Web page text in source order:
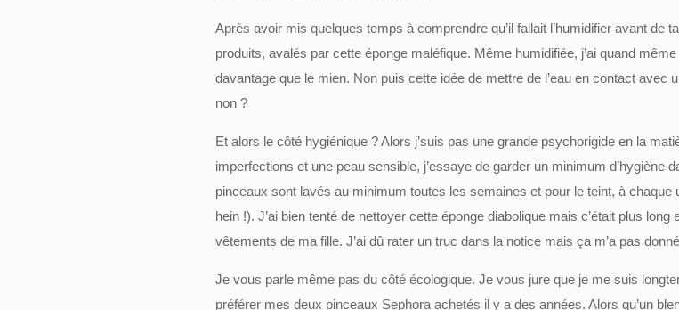
Après avoir mis quelques temps à comprendre qu’il fallait l’humidifier avant de
produits, avalés par cette éponge maléfique. Même humidifiée, j’ai quand
davantage que le mien. Non puis cette idée de mettre de l’eau en contact avec
non ?
Et alors le côté hygiénique ? Alors j’suis pas une grande psychorigide en la
imperfections et une peau sensible, j’essaye de garder un minimum d’hygiène
pinceaux sont lavés au minimum toutes les semaines et pour le teint, à chaque
hein !). J’ai bien tenté de nettoyer cette éponge diabolique mais c’était plus
vêtements de ma fille. J’ai dû rater un truc dans la notice mais ça m’a pas
Je vous parle même pas du côté écologique. Je vous jure que je me suis
préférer mes deux pinceaux Sephora achetés il y a des années. Alors qu’un